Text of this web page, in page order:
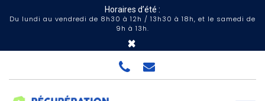
Horaires d’été :
Du lundi au vendredi de 8h30 à 12h / 13h30 à 18h, et le samedi de
9h à 13h.
×
Panneau de gestion des cookies